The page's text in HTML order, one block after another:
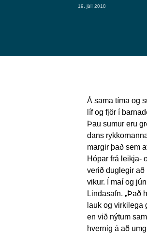
19. júlí 2018
Á sama tíma og
líf og fjör í
Þau sumur eru
dans
margir það sem
Hópar frá leikja-
verið duglegir að
vikur. Í maí og
Lindasafn. „Það
lauk og virkilega
en við nýtum
hvernig á að